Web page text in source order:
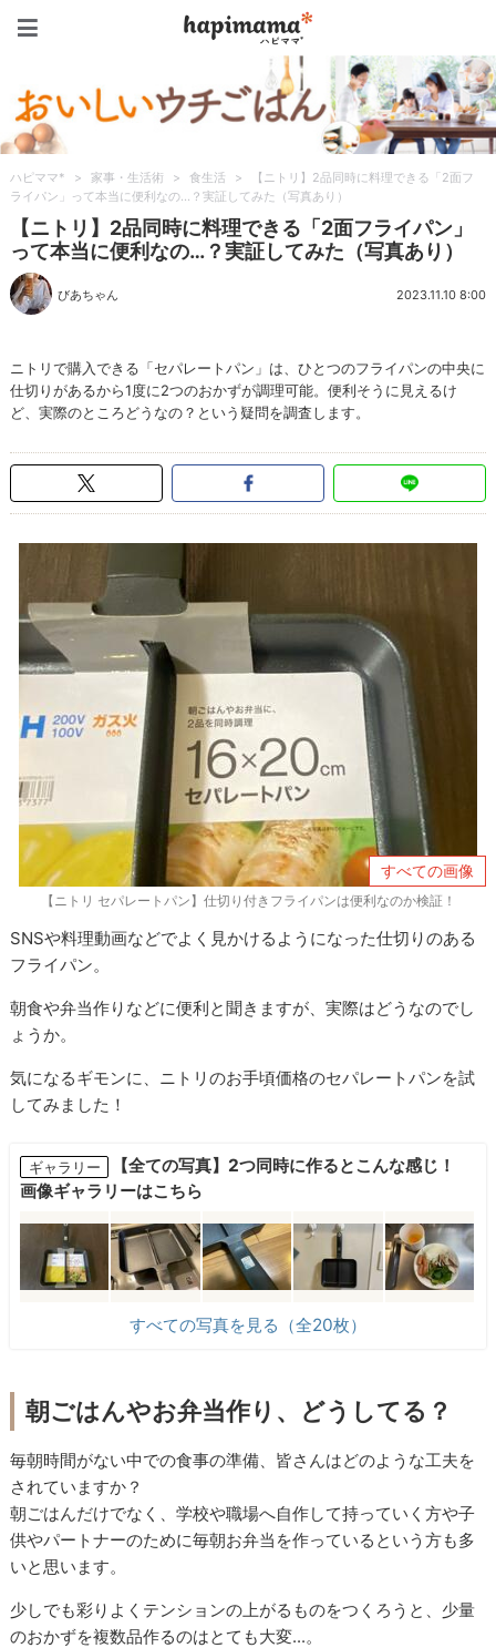
ハピママ* > 家事・生活術 > 食生活 >
【ニトリ】2品同時に料理できる「2面フ
ライパン」って本当に便利なの…？実証してみた（写真あり）
【ニトリ】2品同時に料理できる「2面フライパン」
って本当に便利なの…？実証してみた（写真あり）
びあちゃん 2023.11.10 8:00
ニトリで購入できる「セパレートパン」は、ひとつのフライパンの中央に
仕切りがあるから1度に2つのおかずが調理可能。便利そうに見えるけ
ど、実際のところどうなの？という疑問を調査します。
すべての画像
【ニトリ セパレートパン】仕切り付きフライパンは便利なのか検証！
SNSや料理動画などでよく見かけるようになった仕切りのある
フライパン。
朝食や弁当作りなどに便利と聞きますが、実際はどうなのでし
ょうか。
気になるギモンに、ニトリのお手頃価格のセパレートパンを試
してみました！
ギャラリー
【全ての写真】2つ同時に作るとこんな感じ！
画像ギャラリーはこちら
すべての写真を見る（全20枚）
朝ごはんやお弁当作り、どうしてる？
毎朝時間がない中での食事の準備、皆さんはどのような工夫を
されていますか？
朝ごはんだけでなく、学校や職場へ自作して持っていく方や子
供やパートナーのために毎朝お弁当を作っているという方も多
いと思います。
少しでも彩りよくテンションの上がるものをつくろうと、少量
のおかずを複数品作るのはとても大変...。